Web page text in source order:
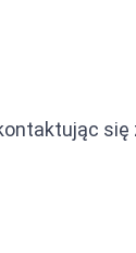
się